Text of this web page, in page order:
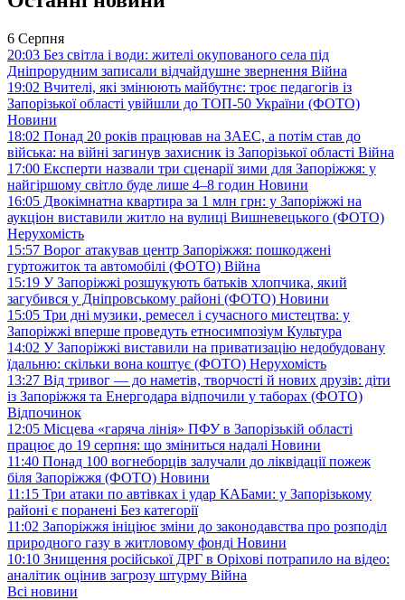
6 Серпня
20:03 Без світла і води: жителі окупованого села під
Дніпрорудним записали відчайдушне звернення Війна
19:02 Вчителі, які змінюють майбутнє: троє педагогів із
Запорізької області увійшли до ТОП-50 України (ФОТО)
Новини
18:02 Понад 20 років працював на ЗАЕС, а потім став до
війська: на війні загинув захисник із Запорізької області Війна
17:00 Експерти назвали три сценарії зими для Запоріжжя: у
найгіршому світло буде лише 4–8 годин Новини
16:05 Двокімнатна квартира за 1 млн грн: у Запоріжжі на
аукціон виставили житло на вулиці Вишневецького (ФОТО)
Нерухомість
15:57 Ворог атакував центр Запоріжжя: пошкоджені
гуртожиток та автомобілі (ФОТО) Війна
15:19 У Запоріжжі розшукують батьків хлопчика, який
загубився у Дніпровському районі (ФОТО) Новини
15:05 Три дні музики, ремесел і сучасного мистецтва: у
Запоріжжі вперше проведуть етносимпозіум Культура
14:02 У Запоріжжі виставили на приватизацію недобудовану
їдальню: скільки вона коштує (ФОТО) Нерухомість
13:27 Від тривог — до наметів, творчості й нових друзів: діти
із Запоріжжя та Енергодара відпочили у таборах (ФОТО)
Відпочинок
12:05 Місцева «гаряча лінія» ПФУ в Запорізькій області
працює до 19 серпня: що зміниться надалі Новини
11:40 Понад 100 вогнеборців залучали до ліквідації пожеж
біля Запоріжжя (ФОТО) Новини
11:15 Три атаки по автівках і удар КАБами: у Запорізькому
районі є поранені Без категорії
11:02 Запоріжжя ініціює зміни до законодавства про розподіл
природного газу в житловому фонді Новини
10:10 Знищення російської ДРГ в Оріхові потрапило на відео:
аналітик оцінив загрозу штурму Війна
Всі новини